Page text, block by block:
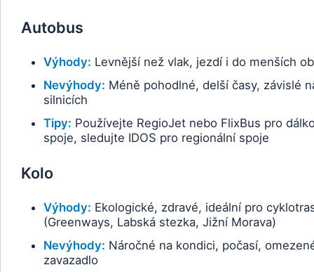
Autobus
Výhody: Levnější než vlak, jezdí i do menších
Nevýhody: Méně pohodlné, delší časy, závislé
silnicích
Tipy: Používejte RegioJet nebo FlixBus pro
spoje, sledujte IDOS pro regionální spoje
Kolo
Výhody: Ekologické, zdravé, ideální pro
(Greenways, Labská stezka, Jižní Morava)
Nevýhody: Náročné na kondici, počasí,
zavazadlo